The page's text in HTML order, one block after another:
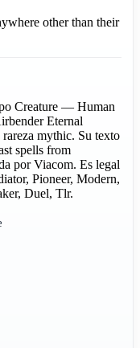
other than their
Creature — Human
Eternal
mythic. Su texto
spells from
por Viacom. Es legal
Pioneer, Modern,
Duel, Tlr.